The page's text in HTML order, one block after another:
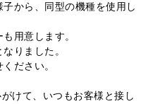
から、同型の機種を使用し
用意します。
りました。
ださい。
けて、いつもお客様と接し